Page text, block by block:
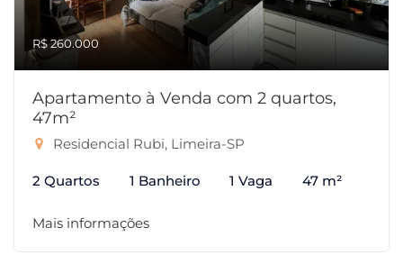
R$ 260.000
Apartamento à Venda com 2 quartos,
47m²
Residencial Rubi, Limeira-SP
2 Quartos 1 Banheiro 1 Vaga 47 m²
Mais informações